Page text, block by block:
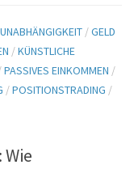
/GELD
/KÜNSTLICHE
PASSIVES EINKOMMEN /
/POSITIONSTRADING /